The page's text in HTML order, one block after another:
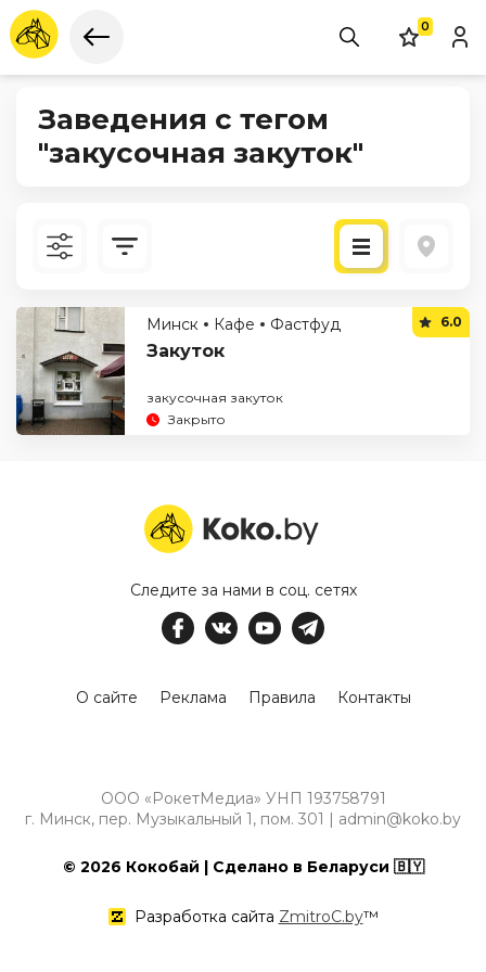
0
Заведения с тегом
"закусочная закуток"
По рейтингуМинск Кафе Фастфуд
Закуток
6.0
закусочная закуток
Закрыто
Следите за нами в соц. сетях
О сайте Реклама Правила Контакты
ООО «РокетМедиа» УНП 193758791
г. Минск, пер. Музыкальный 1, пом. 301 | admin@koko.by
© 2026 Кокобай | Сделано в Беларуси 🇧🇾
Разработка сайта ZmitroC.by™